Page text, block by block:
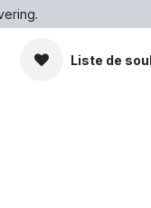
Liste de